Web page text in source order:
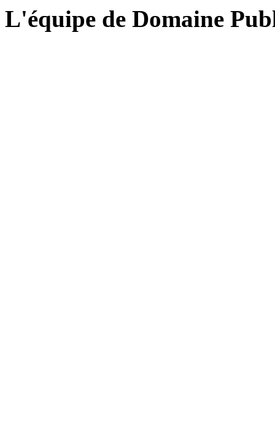
L'équipe de Domaine